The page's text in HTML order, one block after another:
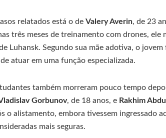
relatados está o de Valery Averin, de 23
três meses de treinamento com drones,
Luhansk. Segundo sua mãe adotiva, o
atuar em uma função especializada.
também morreram pouco tempo
Gorbunov, de 18 anos, e Rakhim
o alistamento, embora tivessem ingressado
mais seguras.